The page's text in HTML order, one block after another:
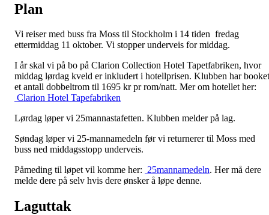
Plan
Vi reiser med buss fra Moss til Stockholm i 14 tiden fredag
ettermiddag 11 oktober. Vi stopper underveis for middag.
I år skal vi på bo på Clarion Collection Hotel Tapetfabriken, hvor
middag lørdag kveld er inkludert i hotellprisen. Klubben har booket
et antall dobbeltrom til 1695 kr pr rom/natt. Mer om hotellet her:
Clarion Hotel Tapefabriken
Lørdag løper vi 25mannastafetten. Klubben melder på lag.
Søndag løper vi 25-mannamedeln før vi returnerer til Moss med
buss ned middagsstopp underveis.
Påmeding til løpet vil komme her: 25mannamedeln. Her må dere
melde dere på selv hvis dere ønsker å løpe denne.
Laguttak